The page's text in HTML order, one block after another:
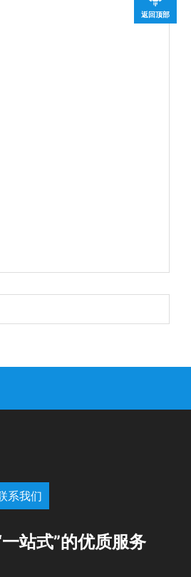
系我们
一站式”的优质服务
返回顶部